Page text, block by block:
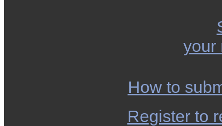
your
How to
Register to